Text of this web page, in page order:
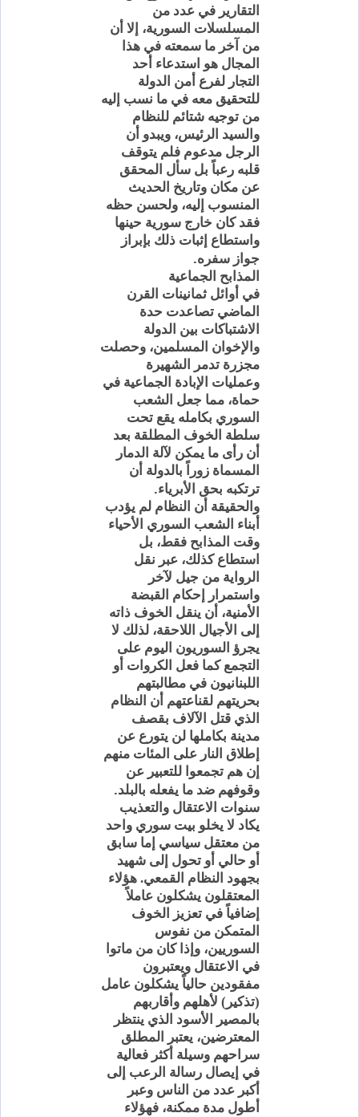
التقارير في عدد من
المسلسلات السورية، إلا أن
من آخر ما سمعته في هذا
المجال هو استدعاء أحد
التجار لفرع أمن الدولة
للتحقيق معه في ما نسب إليه
من توجيه شتائم للنظام
والسيد الرئيس، ويبدو أن
الرجل مدعوم فلم يتوقف
قلبه رعباً بل سأل المحقق
عن مكان وتاريخ الحديث
المنسوب إليه، ولحسن حظه
فقد كان خارج سورية حينها
واستطاع إثبات ذلك بإبراز
جواز سفره.
المذابح الجماعية
في أوائل ثمانينات القرن
الماضي تصاعدت حدة
الاشتباكات بين الدولة
والإخوان المسلمين، وحصلت
مجزرة تدمر الشهيرة
وعمليات الإبادة الجماعية في
حماة، مما جعل الشعب
السوري بكامله يقع تحت
سلطة الخوف المطلقة بعد
أن رأى ما يمكن لآلة الدمار
المسماة زوراً بالدولة أن
ترتكبه بحق الأبرياء.
والحقيقة أن النظام لم يؤدب
أبناء الشعب السوري الأحياء
وقت المذابح فقط، بل
استطاع كذلك، عبر نقل
الرواية من جيل لآخر
واستمرار إحكام القبضة
الأمنية، أن ينقل الخوف ذاته
إلى الأجيال اللاحقة، لذلك لا
يجرؤ السوريون اليوم على
التجمع كما فعل الكروات أو
اللبنانيون في مطالبتهم
بحريتهم لقناعتهم أن النظام
الذي قتل الآلاف بقصف
مدينة بكاملها لن يتورع عن
إطلاق النار على المئات منهم
إن هم تجمعوا للتعبير عن
وقوفهم ضد ما يفعله بالبلد.
سنوات الاعتقال والتعذيب
يكاد لا يخلو بيت سوري واحد
من معتقل سياسي إما سابق
أو حالي أو تحول إلى شهيد
بجهود النظام القمعي. هؤلاء
المعتقلون يشكلون عاملاً
إضافياً في تعزيز الخوف
المتمكن من نفوس
السوريين، وإذا كان من ماتوا
في الاعتقال ويعتبرون
مفقودين حالياً يشكلون عامل
(تذكير) لأهلهم وأقاربهم
بالمصير الأسود الذي ينتظر
المعترضين، يعتبر المطلق
سراحهم وسيلة أكثر فعالية
في إيصال رسالة الرعب إلى
أكبر عدد من الناس وعبر
أطول مدة ممكنة، فهؤلاء